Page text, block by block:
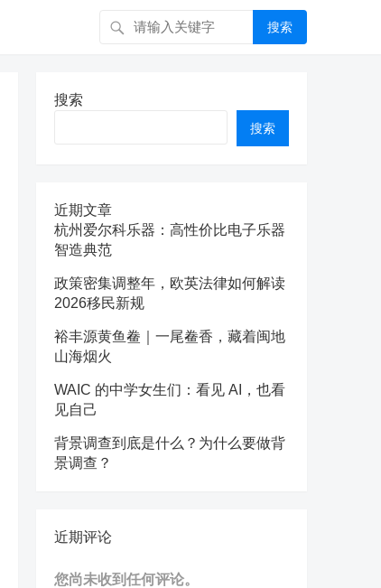
搜索
搜索
搜索
近期文章
杭州爱尔科乐器：高性价比电子乐器
智造典范
政策密集调整年，欧英法律如何解读
2026移民新规
裕丰源黄鱼鲞｜一尾鲞香，藏着闽地
山海烟火
WAIC 的中学女生们：看见 AI，也看
见自己
背景调查到底是什么？为什么要做背
景调查？
近期评论
您尚未收到任何评论。